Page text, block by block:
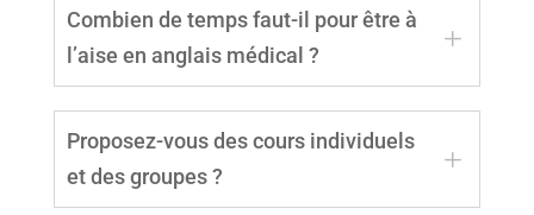
Combien de temps faut-il pour être à
l’aise en anglais médical ?
L
Cela dépend de votre niveau de départ et des
situations ciblées. En moyenne, un parcours
court (10–15 h + e-learning) suffit pour
sécuriser l’accueil, l’anamnèse et les consignes
Proposez-vous des cours individuels
et des groupes ?
L